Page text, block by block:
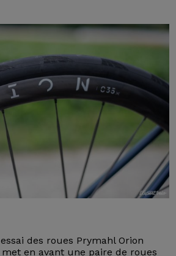
des roues Prymahl Orion
met en avant une paire de roues